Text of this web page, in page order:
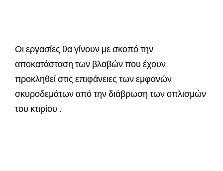
Οι εργασίες θα γίνουν με σκοπό την
αποκατάσταση των βλαβών που έχουν
προκληθεί στις επιφάνειες των εµφανών
σκυροδεµάτων από την διάβρωση των οπλισµών
του κτιρίου .